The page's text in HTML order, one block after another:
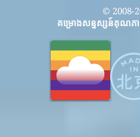
© 2008-
គម្រោងសន្ទស្សន៍គុណភ